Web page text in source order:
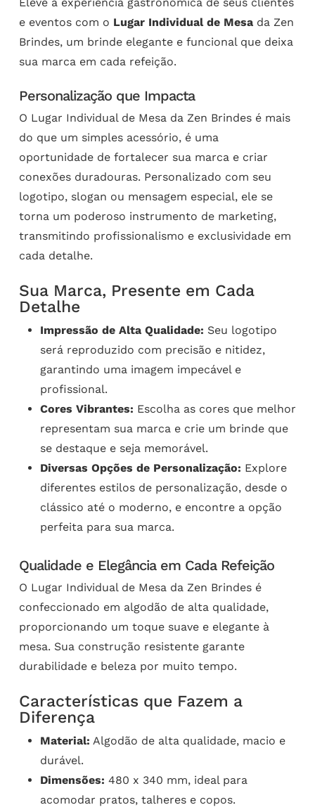
Eleve a experiência gastronômica de seus clientes
e eventos com o Lugar Individual de Mesada Zen
Brindes, um brinde elegante e funcional que deixa
sua marca em cada refeição.
Personalização que Impacta
O Lugar Individual de Mesa da Zen Brindes é mais
do que um simples acessório, é uma
oportunidade de fortalecer sua marca e criar
conexões duradouras. Personalizado com seu
logotipo, slogan ou mensagem especial, ele se
torna um poderoso instrumento de marketing,
transmitindo profissionalismo e exclusividade em
cada detalhe.
Sua Marca, Presente em Cada
Detalhe
Impressão de Alta Qualidade: Seu logotipo
será reproduzido com precisão e nitidez,
garantindo uma imagem impecável e
profissional.
Cores Vibrantes: Escolha as cores que melhor
representam sua marca e crie um brinde que
se destaque e seja memorável.
Diversas Opções de Personalização: Explore
diferentes estilos de personalização, desde o
clássico até o moderno, e encontre a opção
perfeita para sua marca.
Qualidade e Elegância em Cada Refeição
O Lugar Individual de Mesa da Zen Brindes é
confeccionado em algodão de alta qualidade,
proporcionando um toque suave e elegante à
mesa. Sua construção resistente garante
durabilidade e beleza por muito tempo.
Características que Fazem a
Diferença
Material: Algodão de alta qualidade, macio e
durável.
Dimensões: 480 x 340 mm, ideal para
acomodar pratos, talheres e copos.